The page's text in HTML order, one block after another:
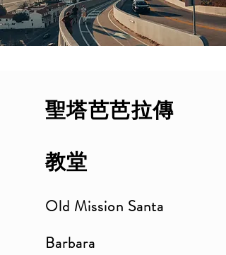
聖塔芭芭拉傳
教堂
Old Mission Santa
Barbara